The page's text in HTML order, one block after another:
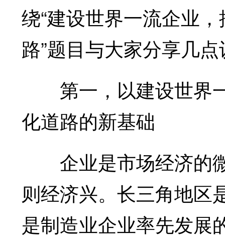
绕“建设世界一流企业
路”题目与大家分享几
第一，以建设世界
化道路的新基础
企业是市场经济的
则经济兴。长三角地区
是制造业企业率先发展